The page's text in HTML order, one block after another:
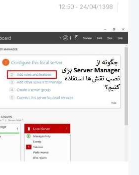
24/04/1398 - 12:50